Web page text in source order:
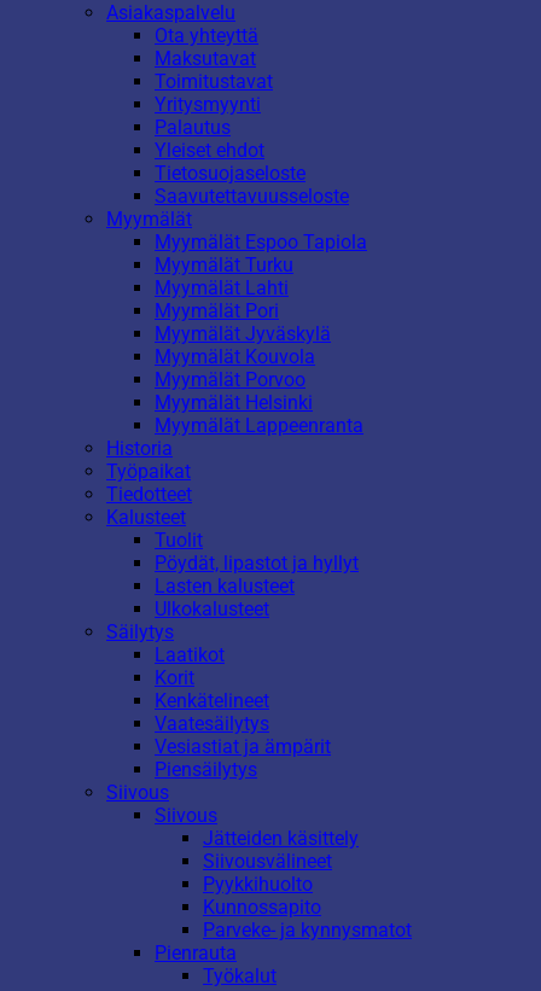
Asiakaspalvelu
Ota yhteyttä
Maksutavat
Toimitustavat
Yritysmyynti
Palautus
Yleiset ehdot
Tietosuojaseloste
Saavutettavuusseloste
Myymälät
Myymälät Espoo Tapiola
Myymälät Turku
Myymälät Lahti
Myymälät Pori
Myymälät Jyväskylä
Myymälät Kouvola
Myymälät Porvoo
Myymälät Helsinki
Myymälät Lappeenranta
Historia
Työpaikat
Tiedotteet
Kalusteet
Tuolit
Pöydät, lipastot ja hyllyt
Lasten kalusteet
Ulkokalusteet
Säilytys
Laatikot
Korit
Kenkätelineet
Vaatesäilytys
Vesiastiat ja ämpärit
Piensäilytys
Siivous
Siivous
Jätteiden käsittely
Siivousvälineet
Pyykkihuolto
Kunnossapito
Parveke- ja kynnysmatot
Pienrauta
Työkalut